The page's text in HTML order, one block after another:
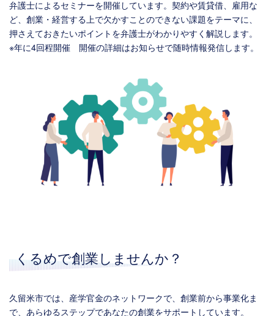
弁護士によるセミナーを開催しています。契約や賃貸借、雇用な
ど、創業・経営する上で欠かすことのできない課題をテーマに、
押さえておきたいポイントを弁護士がわかりやすく解説します。
※年に4回程開催 開催の詳細はお知らせで随時情報発信します。
くるめで創業しませんか？
久留米市では、産学官金のネットワークで、創業前から事業化ま
で、あらゆるステップであなたの創業をサポートしています。